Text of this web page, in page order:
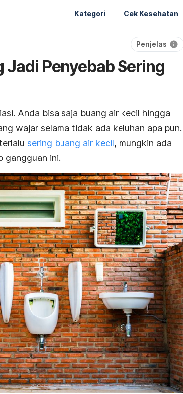
Kategori Cek Kesehatan
Penjelas
Jadi Penyebab Sering
Anda bisa saja buang air kecil hingga
wajar selama tidak ada keluhan apa pun.
sering buang air kecil, mungkin ada
gangguan ini.